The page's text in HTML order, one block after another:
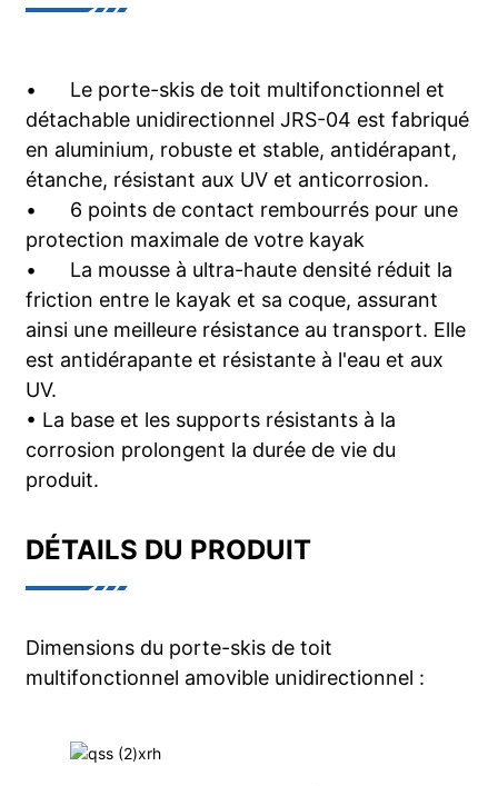
•
Le porte-skis de toit multifonctionnel et
détachable unidirectionnel JRS-04 est fabriqué
en aluminium, robuste et stable, antidérapant,
étanche, résistant aux UV et anticorrosion.
•
6 points de contact rembourrés pour une
protection maximale de votre kayak
•
La mousse à ultra-haute densité réduit la
friction entre le kayak et sa coque, assurant
ainsi une meilleure résistance au transport. Elle
est antidérapante et résistante à l'eau et aux
UV.
• La base et les supports résistants à la
corrosion prolongent la durée de vie du
produit.
DÉTAILS DU PRODUIT
Dimensions du porte-skis de toit
multifonctionnel amovible unidirectionnel :